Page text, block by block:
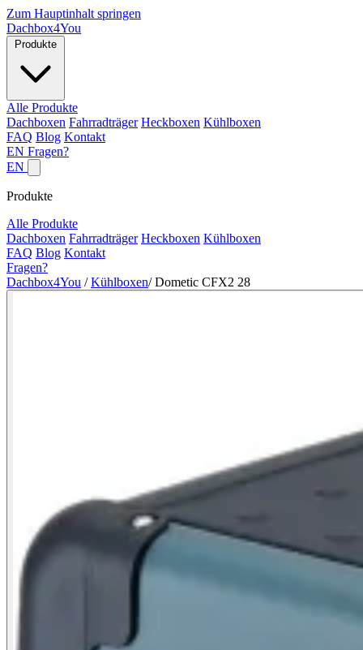
Zum Hauptinhalt springen
Dachbox4You
Alle Produkte
Dachboxen Fahrradträger Heckboxen Kühlboxen
FAQ Blog Kontakt
EN Fragen?
EN
Produkte
Alle Produkte
Dachboxen Fahrradträger Heckboxen Kühlboxen
FAQ Blog Kontakt
Fragen?
Dachbox4You / Kühlboxen/ Dometic CFX2 28